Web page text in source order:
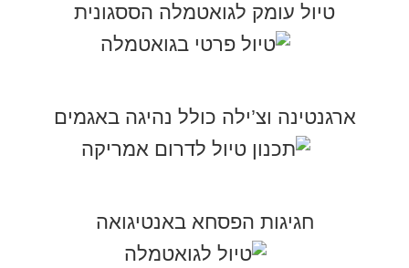
חגיגות הפסחא באנטיגואה
ארגנטינה וצ’ילה כולל נהיגה באגמים
טיול עומק לגואטמלה הססגונית